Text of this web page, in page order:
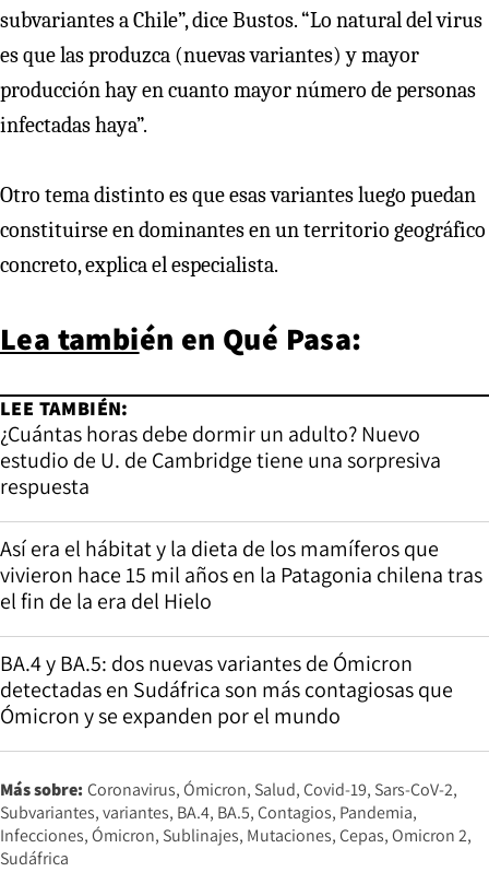
subvariantes a Chile”, dice Bustos. “Lo natural del virus
es que las produzca (nuevas variantes) y mayor
producción hay en cuanto mayor número de personas
infectadas haya”.
Otro tema distinto es que esas variantes luego puedan
constituirse en dominantes en un territorio geográfico
concreto, explica el especialista.
Lea también en Qué Pasa:
LEE TAMBIÉN:
¿Cuántas horas debe dormir un adulto? Nuevo
estudio de U. de Cambridge tiene una sorpresiva
respuesta
Así era el hábitat y la dieta de los mamíferos que
vivieron hace 15 mil años en la Patagonia chilena tras
el fin de la era del Hielo
BA.4 y BA.5: dos nuevas variantes de Ómicron
detectadas en Sudáfrica son más contagiosas que
Ómicron y se expanden por el mundo
Más sobre: Coronavirus Ómicron Salud Covid-19 Sars-CoV-2
Subvariantes variantes BA.4 BA.5 Contagios Pandemia
Infecciones Ómicron Sublinajes Mutaciones Cepas Omicron 2
Sudáfrica